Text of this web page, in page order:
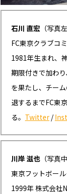
石川 直宏 （写真左
FC東京クラブコ
1981年生まれ、
期限付きで加わ
を果たし、チー
退するまでFC東
る。 Twitter /
川岸 滋也 （写真
東京フットボー
1999年 株式会社